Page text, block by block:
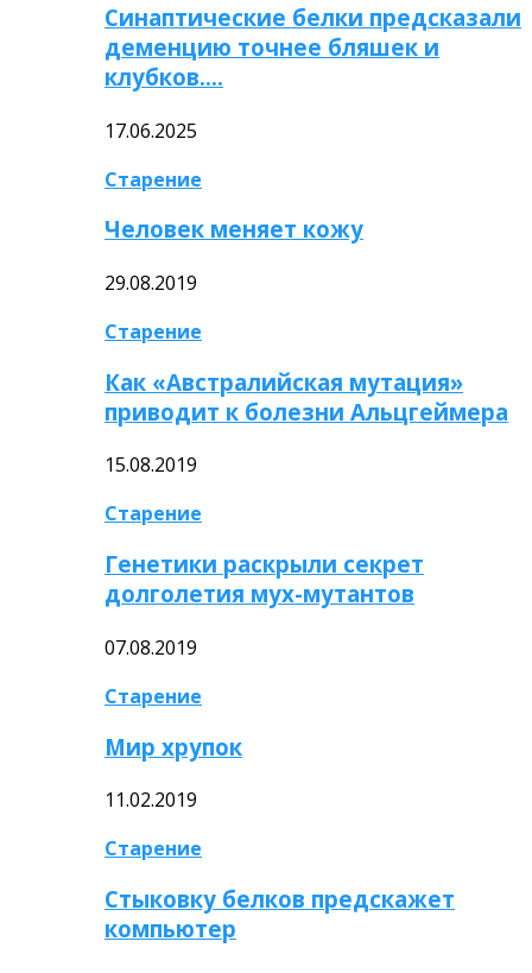
Синаптические белки предсказали
деменцию точнее бляшек и
клубков….
17.06.2025
Старение
Человек меняет кожу
29.08.2019
Старение
Как «Австралийская мутация»
приводит к болезни Альцгеймера
15.08.2019
Старение
Генетики раскрыли секрет
долголетия мух-мутантов
07.08.2019
Старение
Мир хрупок
11.02.2019
Старение
Стыковку белков предскажет
компьютер